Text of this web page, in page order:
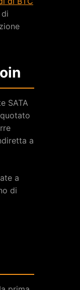
SATA
a
a
di